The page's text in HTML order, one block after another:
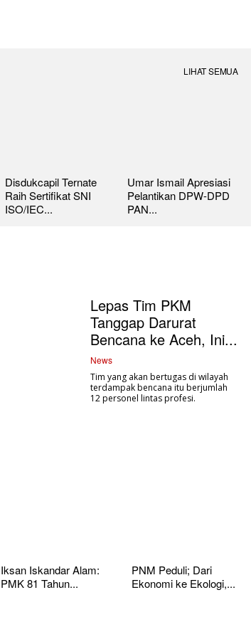
LIHAT SEMUA
Disdukcapil Ternate
Raih Sertifikat SNI
ISO/IEC...
Umar Ismail Apresiasi
Pelantikan DPW-DPD
PAN...
Lepas Tim PKM
Tanggap Darurat
Bencana ke Aceh, Ini...
News
Tim yang akan bertugas di wilayah
terdampak bencana itu berjumlah
12 personel lintas profesi.
Iksan Iskandar Alam:
PMK 81 Tahun...
PNM Peduli; Dari
Ekonomi ke Ekologi,...